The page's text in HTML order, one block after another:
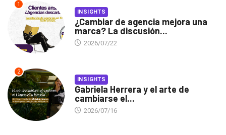
1
INSIGHTS
¿Cambiar de agencia mejora una
marca? La discusión...
2026/07/22
2
INSIGHTS
Gabriela Herrera y el arte de
cambiarse el...
2026/07/16